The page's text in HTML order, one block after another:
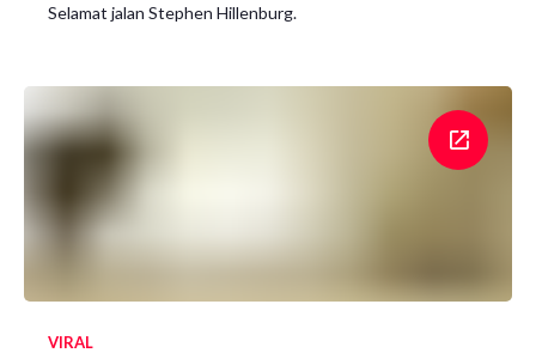
Selamat jalan Stephen Hillenburg.
VIRAL